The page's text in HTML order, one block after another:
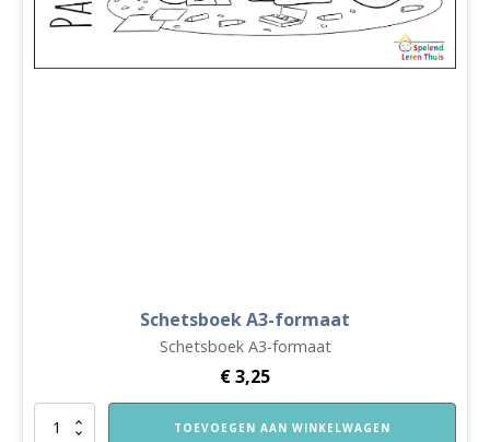
Schetsboek A3-formaat
Schetsboek A3-formaat
€3,25
Schetsboek
TOEVOEGEN AAN WINKELWAGEN